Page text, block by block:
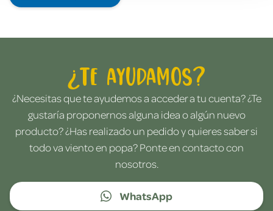
¿Te ayudamos?
¿Necesitas que te ayudemos a acceder a tu cuenta? ¿Te
gustaría proponernos alguna idea o algún nuevo
producto? ¿Has realizado un pedido y quieres saber si
todo va viento en popa? Ponte en contacto con
nosotros.
WhatsApp